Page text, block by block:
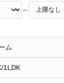
～
ム
1LDK